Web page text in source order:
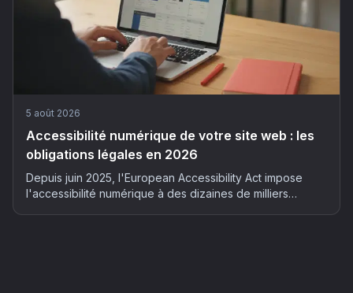
5 août 2026
Accessibilité numérique de votre site web : les
obligations légales en 2026
Depuis juin 2025, l'European Accessibility Act impose
l'accessibilité numérique à des dizaines de milliers